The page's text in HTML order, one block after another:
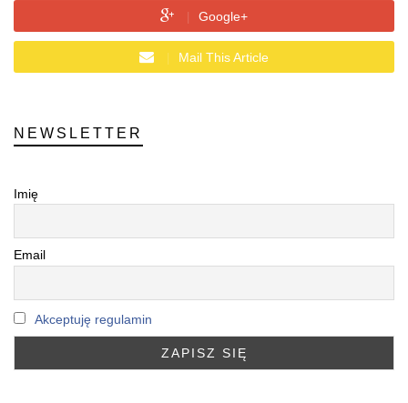
Google+
Mail This Article
NEWSLETTER
Imię
Email
Akceptuję regulamin